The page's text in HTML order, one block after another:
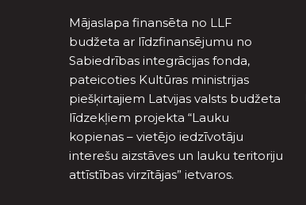
Mājaslapa finansēta no LLF
budžeta ar līdzfinansējumu no
Sabiedrības integrācijas fonda,
pateicoties Kultūras ministrijas
piešķirtajiem Latvijas valsts budžeta
līdzekļiem projekta “Lauku
kopienas – vietējo iedzīvotāju
interešu aizstāves un lauku teritoriju
attīstības virzītājas” ietvaros.